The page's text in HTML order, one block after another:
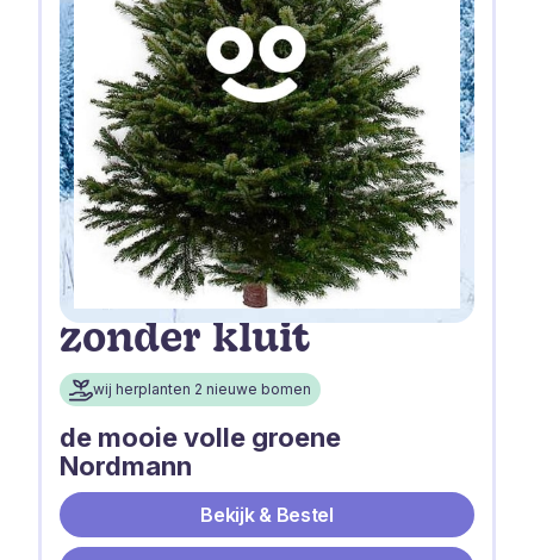
zonder kluit
wij herplanten 2 nieuwe bomen
de mooie volle groene
Nordmann
Bekijk & Bestel